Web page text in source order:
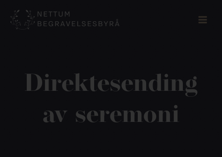
content
Direktesending
av seremoni